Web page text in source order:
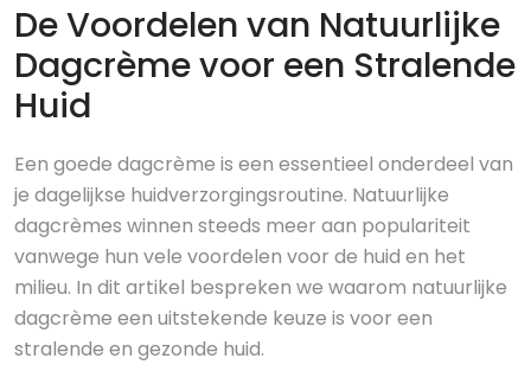
De Voordelen van Natuurlijke
Dagcrème voor een Stralende
Huid
Een goede dagcrème is een essentieel onderdeel van
je dagelijkse huidverzorgingsroutine. Natuurlijke
dagcrèmes winnen steeds meer aan populariteit
vanwege hun vele voordelen voor de huid en het
milieu. In dit artikel bespreken we waarom natuurlijke
dagcrème een uitstekende keuze is voor een
stralende en gezonde huid.